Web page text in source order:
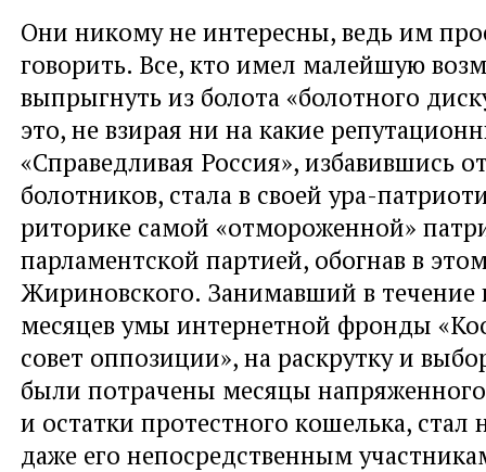
Они никому не интересны, ведь им
говорить. Все, кто имел малейшую
выпрыгнуть из болота «болотного
это, не взирая ни на какие
«Справедливая Россия», избавившись
болотников, стала в своей ура-
риторике самой «отмороженной»
парламентской партией, обогнав в
Жириновского. Занимавший в течение
месяцев умы интернетной фронды
совет оппозиции», на раскрутку и
были потрачены месяцы
и остатки протестного кошелька, стал
даже его непосредственным